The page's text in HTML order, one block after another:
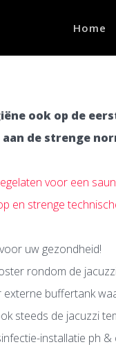
Home
ook op de
de strenge
voor een
en strenge
uw gezondheid!
rondom de
externe buffertank
steeds de jacuzzi
installatie ph &